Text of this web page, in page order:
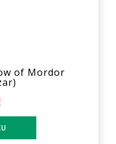
of Mordor